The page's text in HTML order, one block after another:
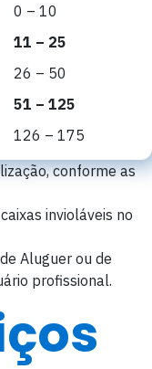
0 – 10
11 – 25
26 – 50
51 – 125
126 – 175
conforme as
invioláveis no
Aluguer ou de
profissional.